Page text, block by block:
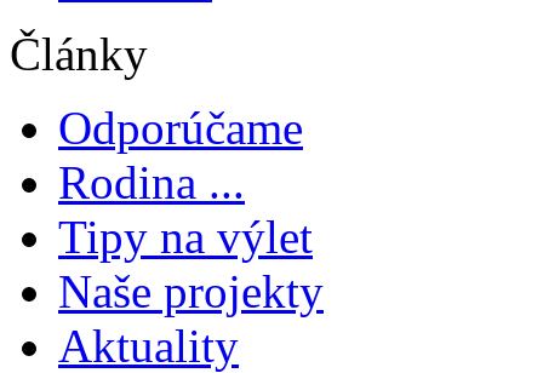
Články
Odporúčame
Rodina ...
Tipy na výlet
Naše projekty
Aktuality